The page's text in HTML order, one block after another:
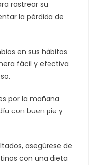
rastrear su
la pérdida de
en sus hábitos
fácil y efectiva
por la mañana
con buen pie y
asegúrese de
con una dieta